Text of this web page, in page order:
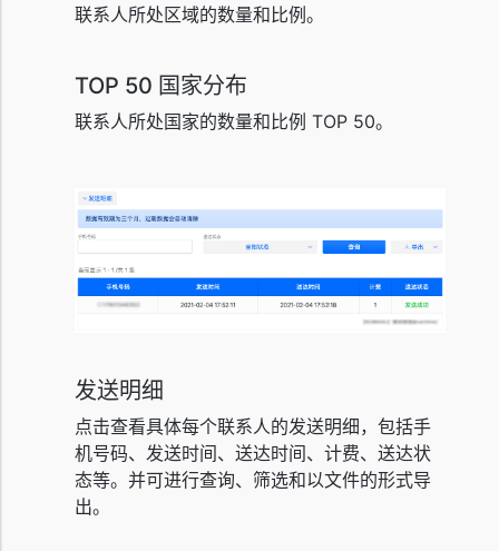
联系人所处区域的数量和比例。
TOP 50 国家分布
联系人所处国家的数量和比例 TOP 50。
发送明细
点击查看具体每个联系人的发送明细，包括手
机号码、发送时间、送达时间、计费、送达状
态等。并可进行查询、筛选和以文件的形式导
出。